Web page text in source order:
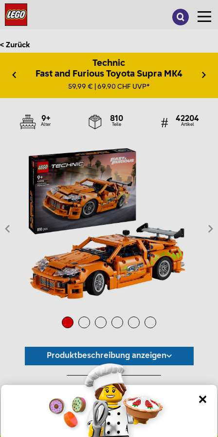
< Zurück
Technic
Fast and Furious Toyota Supra MK4
59,99 € | 69,90 CHF UVP*
9+
Alter
810
Teile
42204
Artikel
Produktbeschreibung anzeigen
*Unverbindliche Preisempfehlung -
Die Preisgestaltung liegt im alleinigen Ermessen des Händlers